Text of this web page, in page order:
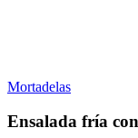
Mortadelas
Ensalada fría